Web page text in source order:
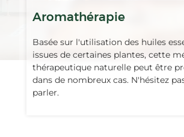
Aromathérapie
Basée sur l'utilisation des huiles
issues de certaines plantes, cette
thérapeutique naturelle peut être
dans de nombreux cas. N'hésitez
parler.